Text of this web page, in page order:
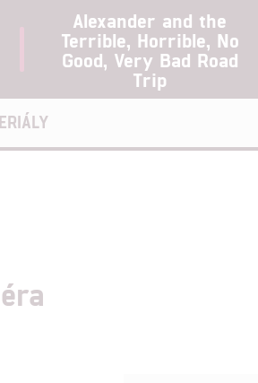
Alexander and the
Terrible, Horrible, No
Good, Very Bad Road
Trip